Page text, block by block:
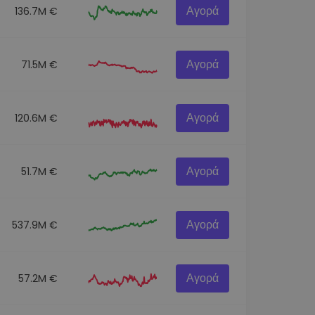
136.7M € Αγορά
71.5M € Αγορά
120.6M € Αγορά
51.7M € Αγορά
537.9M € Αγορά
57.2M € Αγορά